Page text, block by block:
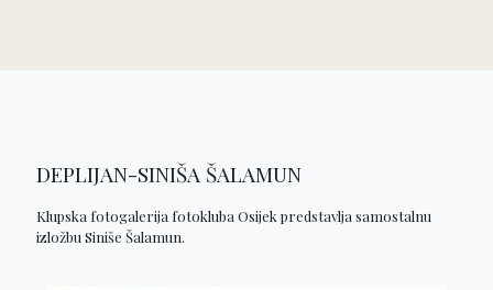
DEPLIJAN-SINIŠA ŠALAMUN
Klupska fotogalerija fotokluba Osijek predstavlja samostalnu
izložbu Siniše Šalamun.